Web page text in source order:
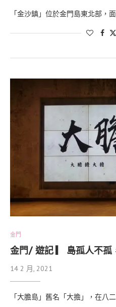
「金沙鎮」位於金門島東北部，
金門
金門/ 遊記 ▎ 島孤人不孤
14 2 月, 2021
「大膽島」舊名「大擔」，在八